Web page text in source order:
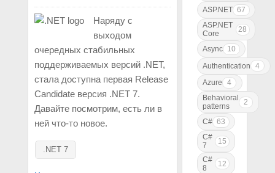
Наряду с
выходом
очередных стабильных
поддерживаемых версий .NET,
стала доступна первая Release
Candidate версия .NET 7.
Давайте посмотрим, есть ли в
ней что-то новое.
.NET 7
ASP.NET 67
ASP.NET
Core
28
Async 10
Authentication
4
Azure
4
Behavioral
patterns
2
C# 63
C#
7
15
C#
8
12